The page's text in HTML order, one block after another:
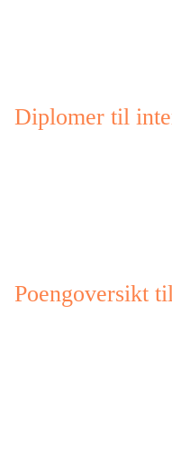
Diplomer til
Poengoversikt